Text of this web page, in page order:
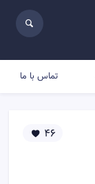
تماس با ما
46